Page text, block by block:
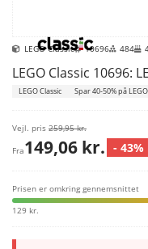
LEGO Classic 10696 484
LEGO Classic 10696:
LEGO Classic Spar 40-50% på LEGO
Vejl. pris 259,95 kr.
Fra149,06 kr. - 43%
Prisen er omkring gennemsnittet
129 kr.